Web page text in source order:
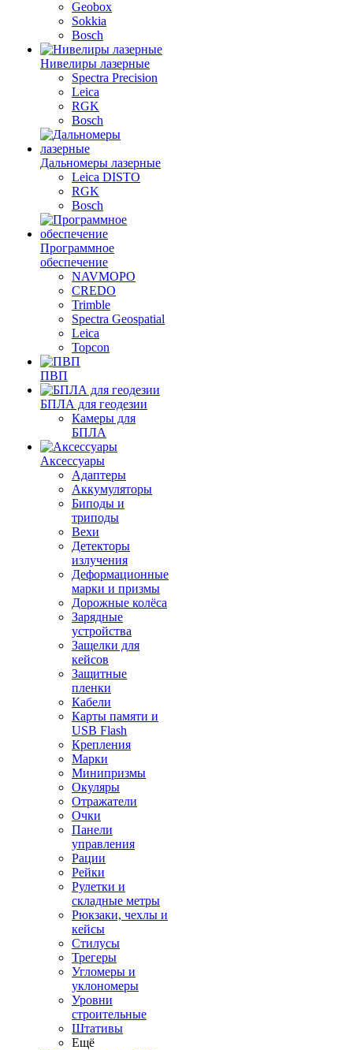
Geobox
Sokkia
Bosch
Нивелиры лазерные
Spectra Precision
Leica
RGK
Bosch
Дальномеры лазерные
Leica DISTO
RGK
Bosch
Программное
обеспечение
NAVMOPO
CREDO
Trimble
Spectra Geospatial
Leica
Topcon
ПВП
БПЛА для геодезии
Камеры для
БПЛА
Аксессуары
Адаптеры
Аккумуляторы
Биподы и
триподы
Вехи
Детекторы
излучения
Деформационные
марки и призмы
Дорожные колёса
Зарядные
устройства
Защелки для
кейсов
Защитные
пленки
Кабели
Карты памяти и
USB Flash
Крепления
Марки
Минипризмы
Окуляры
Отражатели
Очки
Панели
управления
Рации
Рейки
Рулетки и
складные метры
Рюкзаки, чехлы и
кейсы
Стилусы
Трегеры
Угломеры и
уклономеры
Уровни
строительные
Штативы
Ещё